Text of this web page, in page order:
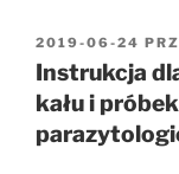
OPUBLIKOWANE
W
2019-06-24
Instrukcja
kału i